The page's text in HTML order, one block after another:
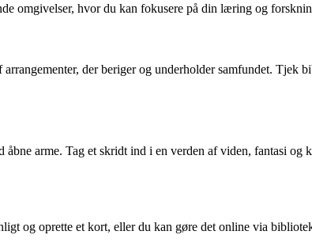
omgivelser, hvor du kan fokusere på din læring og
der beriger og underholder samfundet. Tjek
arme. Tag et skridt ind i en verden af viden, fantasi og
og oprette et kort, eller du kan gøre det online via